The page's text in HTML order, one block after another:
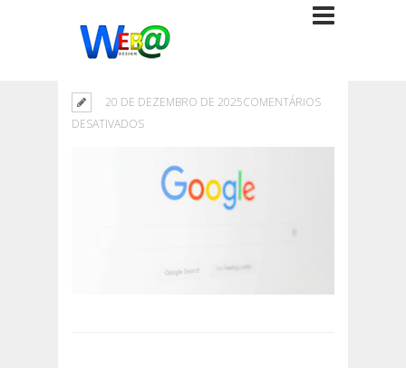
20 DE DEZEMBRO DE 2025COMENTÁRIOS
DESATIVADOSEM